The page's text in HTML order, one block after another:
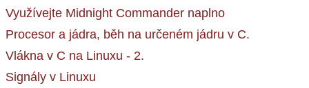
Využívejte Midnight Commander naplno
Procesor a jádra, běh na určeném jádru v C.
Vlákna v C na Linuxu - 2.
Signály v Linuxu